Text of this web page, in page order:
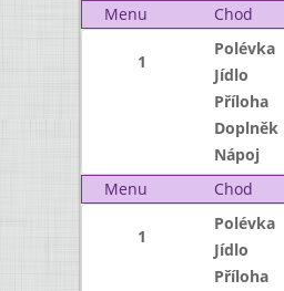
Menu
Chod
1
Polévka
Jídlo
Příloha
Doplněk
Nápoj
Menu
Chod
1
Polévka
Jídlo
Příloha